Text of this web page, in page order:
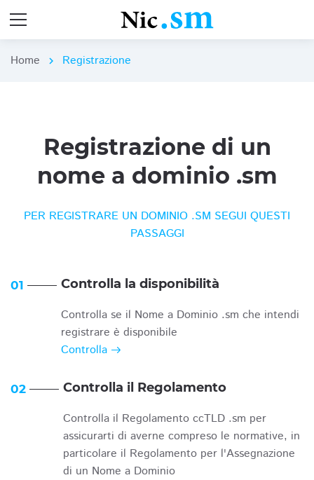
Home chevron_right Registrazione
Registrazione di un
nome a dominio .sm
PER REGISTRARE UN DOMINIO .SM SEGUI QUESTI
PASSAGGI
01 Controlla la disponibilità
Controlla se il Nome a Dominio .sm che intendi
registrare è disponibile
Controlla
02 Controlla il Regolamento
Controlla il Regolamento ccTLD .sm per
assicurarti di averne compreso le normative, in
particolare il Regolamento per l'Assegnazione
di un Nome a Dominio